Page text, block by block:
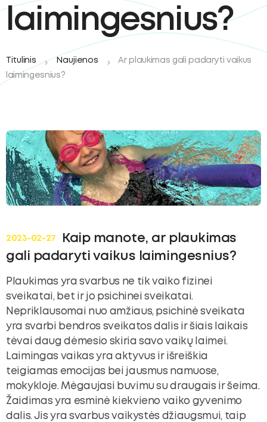
laimingesnius?
Titulinis Naujienos Ar plaukimas gali padaryti vaikus
laimingesnius?
2023-02-27
Kaip manote, ar plaukimas
gali padaryti vaikus laimingesnius?
Plaukimas yra svarbus ne tik vaiko fizinei
sveikatai, bet ir jo psichinei sveikatai.
Nepriklausomai nuo amžiaus, psichinė sveikata
yra svarbi bendros sveikatos dalis ir šiais laikais
tėvai daug dėmesio skiria savo vaikų laimei.
Laimingas vaikas yra aktyvus ir išreiškia
teigiamas emocijas bei jausmus namuose,
mokykloje. Mėgaujasi buvimu su draugais ir šeima.
Žaidimas yra esminė kiekvieno vaiko gyvenimo
dalis. Jis yra svarbus vaikystės džiaugsmui, taip